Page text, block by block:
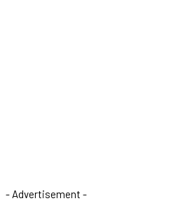
- Advertisement -